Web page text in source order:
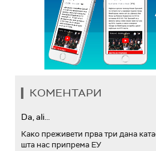
КОМЕНТАРИ
Da, ali...
Како преживети прва три дана
шта нас припрема ЕУ